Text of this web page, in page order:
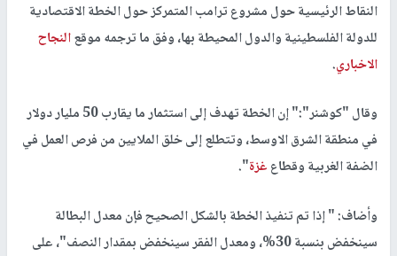
النقاط الرئيسية حول مشروع ترامب المتمركز حول الخطة الاقتصادية
للدولة الفلسطينية والدول المحيطة بها، وفق ما ترجمه موقعالنجاح
الاخباري.
وقال "كوشنر":" إن الخطة تهدف إلى استثمار ما يقارب 50 مليار دولار
في منطقة الشرق الاوسط، وتتطلع إلى خلق الملايين من فرص العمل في
الضفة الغربية وقطاعغزة".
وأضاف: " إذا تم تنفيذ الخطة بالشكل الصحيح فإن معدل البطالة
سينخفض بنسبة 30%، ومعدل الفقر سينخفض بمقدار النصف"، على